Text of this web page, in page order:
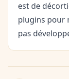
est de
plugins pour
pas